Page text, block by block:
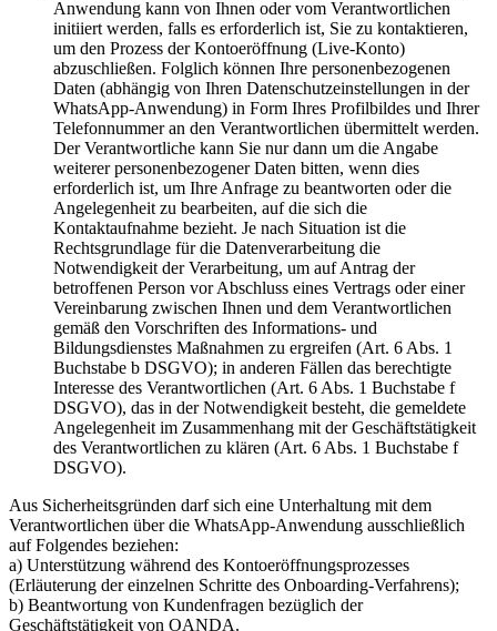
Anwendung kann von Ihnen oder vom Verantwortlichen
initiiert werden, falls es erforderlich ist, Sie zu kontaktieren,
um den Prozess der Kontoeröffnung (Live-Konto)
abzuschließen. Folglich können Ihre personenbezogenen
Daten (abhängig von Ihren Datenschutzeinstellungen in der
WhatsApp-Anwendung) in Form Ihres Profilbildes und Ihrer
Telefonnummer an den Verantwortlichen übermittelt werden.
Der Verantwortliche kann Sie nur dann um die Angabe
weiterer personenbezogener Daten bitten, wenn dies
erforderlich ist, um Ihre Anfrage zu beantworten oder die
Angelegenheit zu bearbeiten, auf die sich die
Kontaktaufnahme bezieht. Je nach Situation ist die
Rechtsgrundlage für die Datenverarbeitung die
Notwendigkeit der Verarbeitung, um auf Antrag der
betroffenen Person vor Abschluss eines Vertrags oder einer
Vereinbarung zwischen Ihnen und dem Verantwortlichen
gemäß den Vorschriften des Informations- und
Bildungsdienstes Maßnahmen zu ergreifen (Art. 6 Abs. 1
Buchstabe b DSGVO); in anderen Fällen das berechtigte
Interesse des Verantwortlichen (Art. 6 Abs. 1 Buchstabe f
DSGVO), das in der Notwendigkeit besteht, die gemeldete
Angelegenheit im Zusammenhang mit der Geschäftstätigkeit
des Verantwortlichen zu klären (Art. 6 Abs. 1 Buchstabe f
DSGVO).
Aus Sicherheitsgründen darf sich eine Unterhaltung mit dem
Verantwortlichen über die WhatsApp-Anwendung ausschließlich
auf Folgendes beziehen:
a) Unterstützung während des Kontoeröffnungsprozesses
(Erläuterung der einzelnen Schritte des Onboarding-Verfahrens);
b) Beantwortung von Kundenfragen bezüglich der
Geschäftstätigkeit von OANDA.